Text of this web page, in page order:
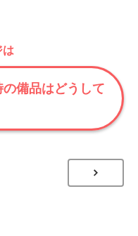
は
備品はどうして